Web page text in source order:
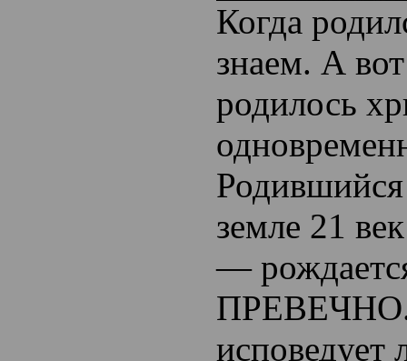
Когда
знаем. А
родилось
земле 21
—
исповедует